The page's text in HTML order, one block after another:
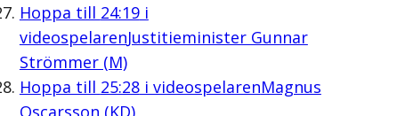
Hoppa till 24:19i
videospelarenJustitieminister Gunnar
Strömmer (M)
Hoppa till 25:28i videospelarenMagnus
Oscarsson (KD)